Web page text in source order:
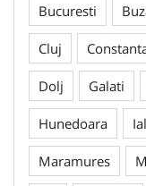
Bucuresti
Cluj
Dolj Galati
Hunedoara
Maramures